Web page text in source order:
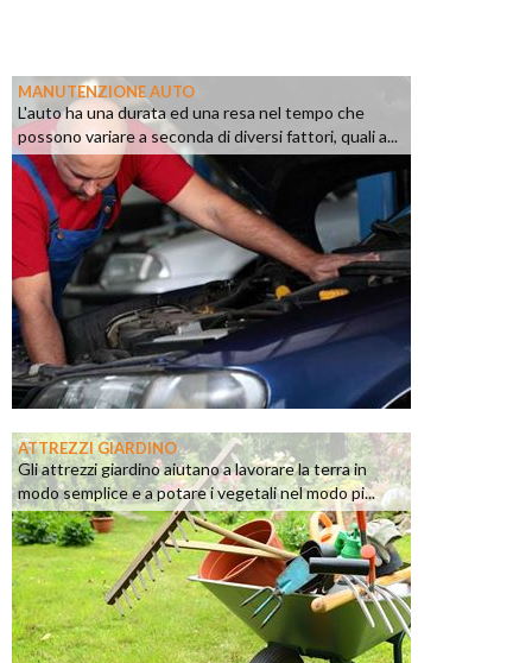
MANUTENZIONE AUTO
L'auto ha una durata ed una resa nel tempo che
possono variare a seconda di diversi fattori, quali a...
ATTREZZI GIARDINO
Gli attrezzi giardino aiutano a lavorare la terra in
modo semplice e a potare i vegetali nel modo pi...